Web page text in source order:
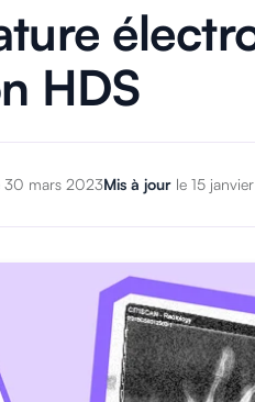
HDS
30 mars 2023Mis à jour le 15